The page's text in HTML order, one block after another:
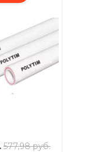
577,98 руб.